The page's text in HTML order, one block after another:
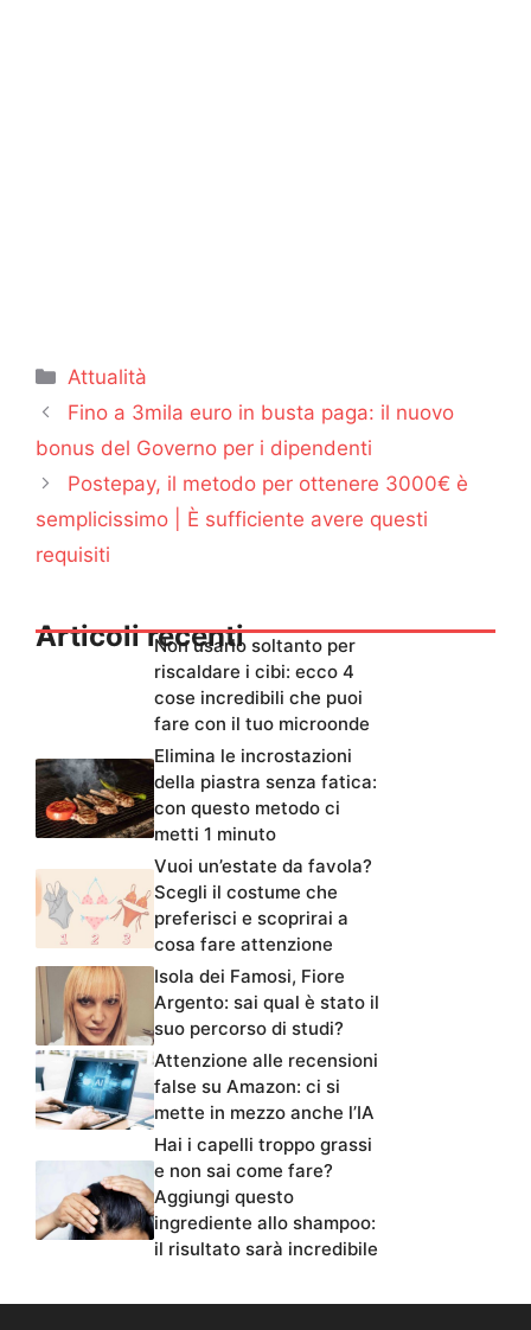
Categorie
Attualità
Fino a 3mila euro in busta paga: il nuovo
bonus del Governo per i dipendenti
Postepay, il metodo per ottenere 3000€ è
semplicissimo | È sufficiente avere questi
requisiti
Articoli recentiNon usarlo soltanto per
riscaldare i cibi: ecco 4
cose incredibili che puoi
fare con il tuo microonde
Elimina le incrostazioni
della piastra senza fatica:
con questo metodo ci
metti 1 minuto
Vuoi un’estate da favola?
Scegli il costume che
preferisci e scoprirai a
cosa fare attenzione
Isola dei Famosi, Fiore
Argento: sai qual è stato il
suo percorso di studi?
Attenzione alle recensioni
false su Amazon: ci si
mette in mezzo anche l’IA
Hai i capelli troppo grassi
e non sai come fare?
Aggiungi questo
ingrediente allo shampoo:
il risultato sarà incredibile